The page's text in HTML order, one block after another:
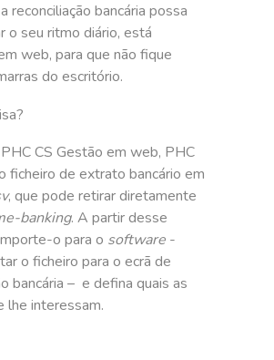
reconciliação bancária possa
o seu ritmo diário, está
web, para que não fique
do escritório.
CS Gestão em web, PHC
ficheiro de extrato bancário em
, que pode retirar diretamente
banking. A partir desse
o para o software -
o ficheiro para o ecrã de
bancária – e defina quais as
lhe interessam.